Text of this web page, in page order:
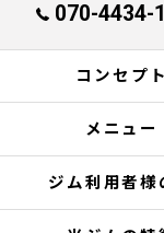
070-4434-
コンセプト
メニュー
ジム利用者様